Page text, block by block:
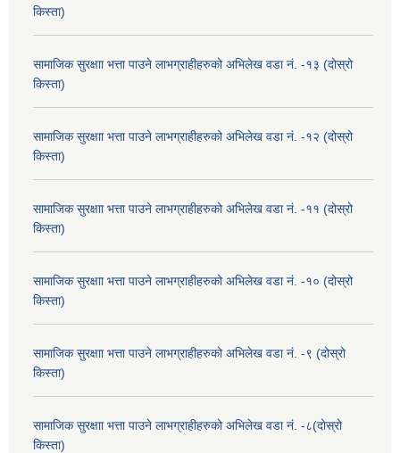
किस्ता)
सामाजिक सुरक्षाा भत्ता पाउने लाभग्राहीहरुको अभिलेख वडा नं. -१३ (दोस्रो
किस्ता)
सामाजिक सुरक्षाा भत्ता पाउने लाभग्राहीहरुको अभिलेख वडा नं. -१२ (दोस्रो
किस्ता)
सामाजिक सुरक्षाा भत्ता पाउने लाभग्राहीहरुको अभिलेख वडा नं. -११ (दोस्रो
किस्ता)
सामाजिक सुरक्षाा भत्ता पाउने लाभग्राहीहरुको अभिलेख वडा नं. -१० (दोस्रो
किस्ता)
सामाजिक सुरक्षाा भत्ता पाउने लाभग्राहीहरुको अभिलेख वडा नं. -९ (दोस्रो
किस्ता)
सामाजिक सुरक्षाा भत्ता पाउने लाभग्राहीहरुको अभिलेख वडा नं. -८(दोस्रो
किस्ता)